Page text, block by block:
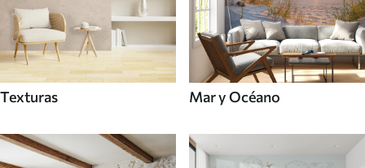
Texturas Mar y Océano